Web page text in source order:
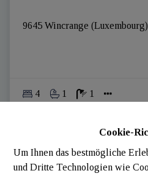
Cookie-
Um Ihnen das bestmögliche
und Dritte Technologien wie
9645 Wincrange (Luxembourg)
4 1 1
GEMIETET